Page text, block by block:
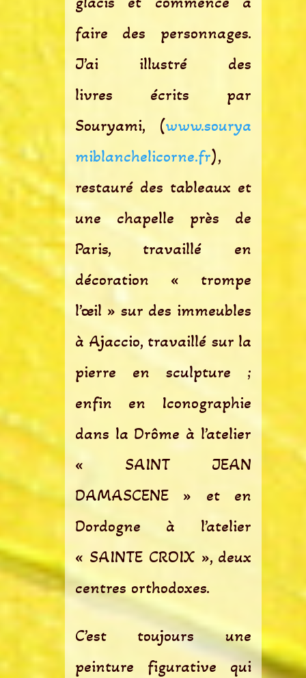
faire des personnages.
J’ai illustré des
livres écrits par
Souryami, (www.sourya
miblanchelicorne.fr),
restauré des tableaux et
une chapelle près de
Paris, travaillé en
décoration « trompe
l’œil » sur des immeubles
à Ajaccio, travaillé sur la
pierre en sculpture ;
enfin en Iconographie
dans la Drôme à l’atelier
« SAINT JEAN
DAMASCÈNE » et en
Dordogne à l’atelier
« SAINTE CROIX », deux
centres orthodoxes.
C’est toujours une
peinture figurative qui